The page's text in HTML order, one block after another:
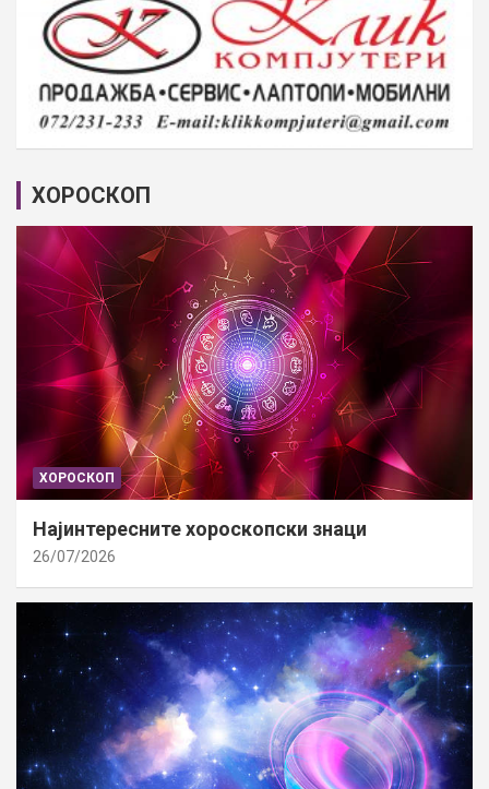
ХОРОСКОП
ХОРОСКОП
Најинтересните хороскопски знаци
26/07/2026